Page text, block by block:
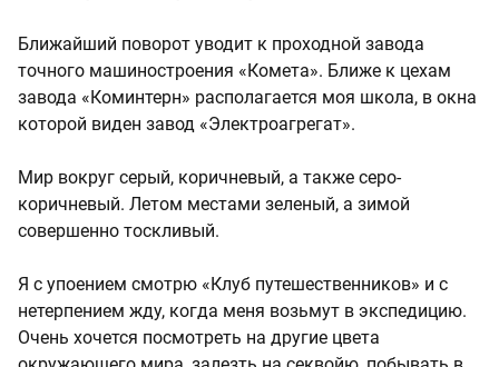
Ближайший поворот уводит к проходной завода
точного машиностроения «Комета». Ближе к цехам
завода «Коминтерн» располагается моя школа, в окна
которой виден завод «Электроагрегат».
Мир вокруг серый, коричневый, а также серо-
коричневый. Летом местами зеленый, а зимой
совершенно тоскливый.
Я с упоением смотрю «Клуб путешественников» и с
нетерпением жду, когда меня возьмут в экспедицию.
Очень хочется посмотреть на другие цвета